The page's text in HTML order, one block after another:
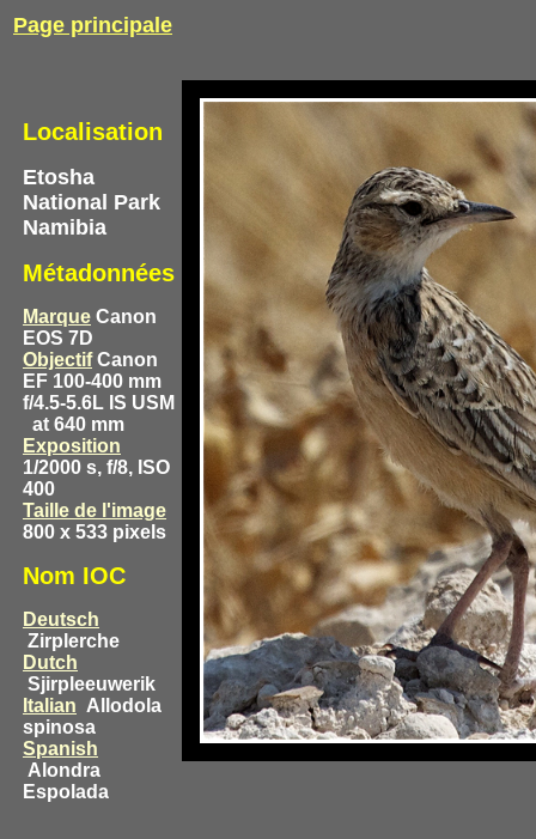
Page principale
Localisation
Etosha
National Park
Namibia
Métadonnées
Marque Canon
EOS 7D
ObjectifCanon
EF 100-400 mm
f/4.5-5.6L IS USM
at 640 mm
Exposition
1/2000 s, f/8, ISO
400
Taille de l'image
800 x 533 pixels
Nom IOC
Deutsch
Zirplerche
Dutch
Sjirpleeuwerik
Italian Allodola
spinosa
Spanish
Alondra
Espolada